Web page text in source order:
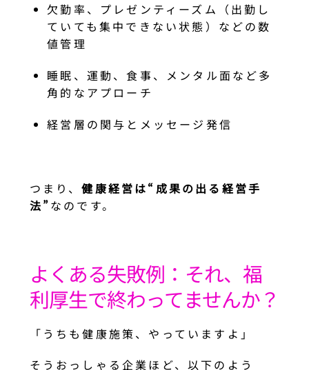
欠勤率、プレゼンティーズム（出勤し
ていても集中できない状態）などの数
値管理
睡眠、運動、食事、メンタル面など多
角的なアプローチ
経営層の関与とメッセージ発信
つまり、健康経営は“成果の出る経営手
法”なのです。
よくある失敗例：それ、福
利厚生で終わってませんか？
「うちも健康施策、やっていますよ」
そうおっしゃる企業ほど、以下のよう